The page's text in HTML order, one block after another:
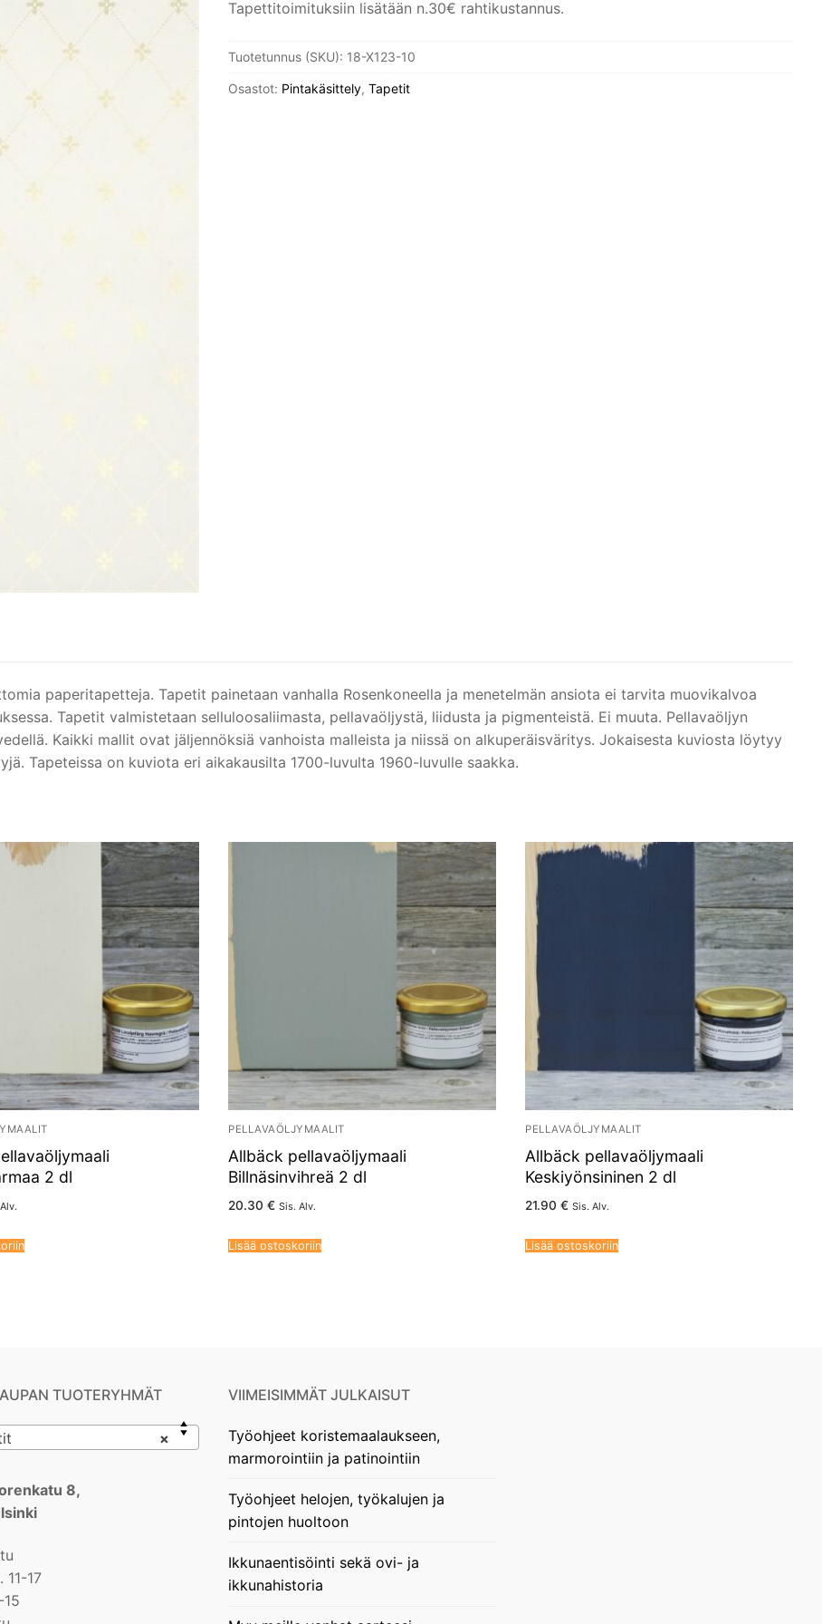
Tapettitoimituksiin lisätään n.30€ rahtikustannus.
Tuotetunnus (SKU): 18-X123-10
Osastot: Pintakäsittely, Tapetit
paperitapetteja. Tapetit painetaan vanhalla Rosenkoneella ja menetelmän ansiota ei tarvita muovikalvoa
Tapetit valmistetaan selluloosaliimasta, pellavaöljystä, liidusta ja pigmenteistä. Ei muuta. Pellavaöljyn
Kaikki mallit ovat jäljennöksiä vanhoista malleista ja niissä on alkuperäisväritys. Jokaisesta kuviosta löytyy
Tapeteissa on kuviota eri aikakausilta 1700-luvulta 1960-luvulle saakka.
2 dl
PELLAVAÖLJYMAALIT
Allbäck pellavaöljymaali
Billnäsinvihreä 2 dl
20.30 € Sis. Alv.
Lisää ostoskoriin
PELLAVAÖLJYMAALIT
Allbäck pellavaöljymaali
Keskiyönsininen 2 dl
21.90 € Sis. Alv.
Lisää ostoskoriin
TUOTERYHMÄT
×
8,
11-17
15
VIIMEISIMMÄT JULKAISUT
Työohjeet koristemaalaukseen,
marmorointiin ja patinointiin
Työohjeet helojen, työkalujen ja
pintojen huoltoon
Ikkunaentisöinti sekä ovi- ja
ikkunahistoria